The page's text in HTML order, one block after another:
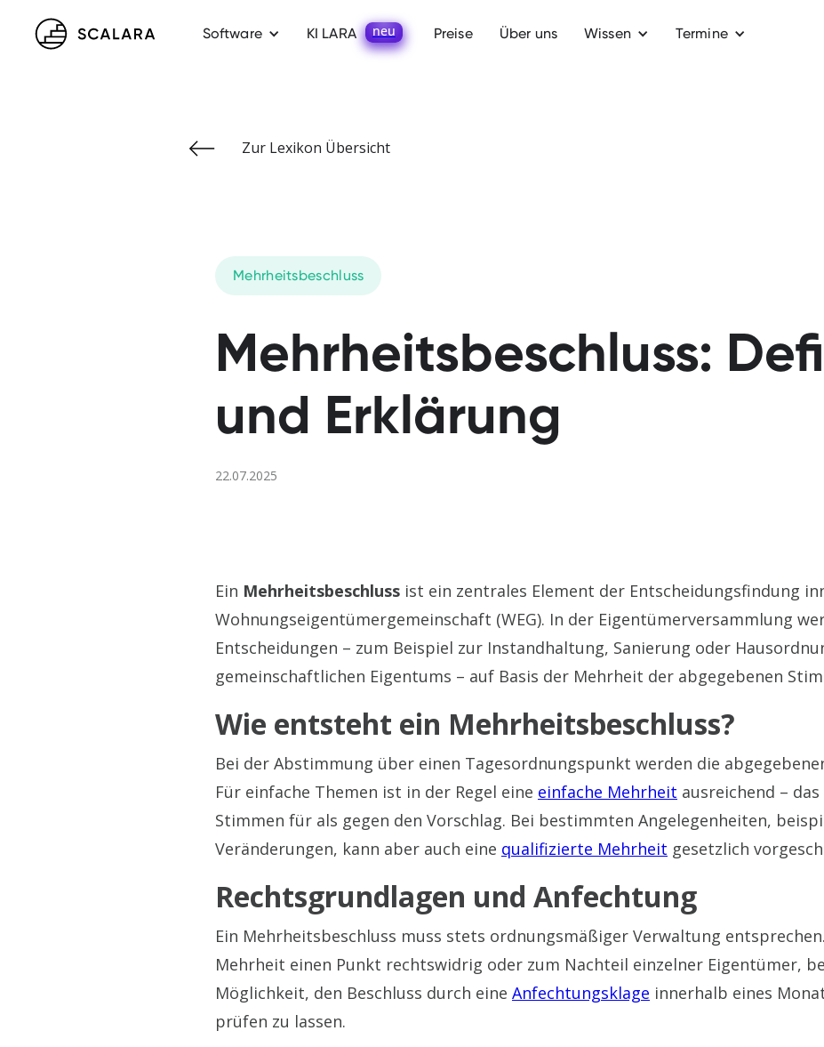
Software KI LARA neu Preise Über uns Wissen Termine
Zur Lexikon Übersicht
Mehrheitsbeschluss
Mehrheitsbeschluss:
und Erklärung
22.07.2025
Ein Mehrheitsbeschluss ist ein zentrales Element der Entscheidungsfindung
Wohnungseigentümergemeinschaft (WEG). In der Eigentümerversammlung
Entscheidungen – zum Beispiel zur Instandhaltung, Sanierung oder
gemeinschaftlichen Eigentums – auf Basis der Mehrheit der abgegebenen
Wie entsteht ein Mehrheitsbeschluss?
Bei der Abstimmung über einen Tagesordnungspunkt werden die
Für einfache Themen ist in der Regel eine einfache Mehrheit ausreichend –
Stimmen für als gegen den Vorschlag. Bei bestimmten Angelegenheiten,
Veränderungen, kann aber auch eine qualifizierte Mehrheit gesetzlich
Rechtsgrundlagen und Anfechtung
Ein Mehrheitsbeschluss muss stets ordnungsmäßiger Verwaltung
Mehrheit einen Punkt rechtswidrig oder zum Nachteil einzelner Eigentümer,
Möglichkeit, den Beschluss durch eine Anfechtungsklage innerhalb eines
prüfen zu lassen.